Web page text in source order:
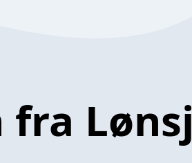
fra Lønsj